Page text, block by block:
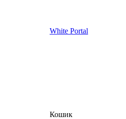
White Portal
Кошик